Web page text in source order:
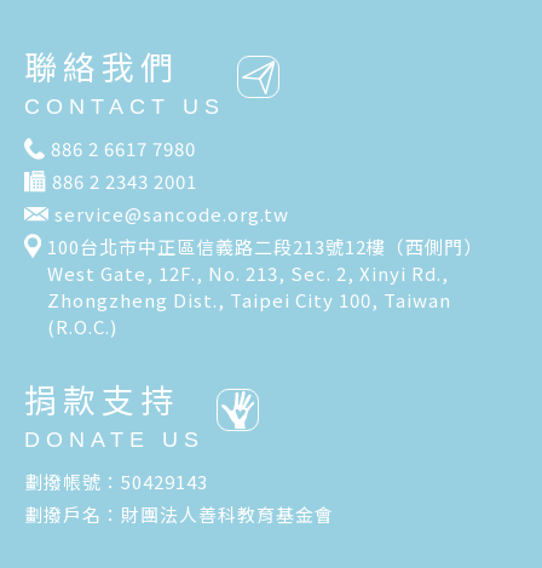
聯絡我們
CONTACT US
886 2 6617 7980
886 2 2343 2001
service@sancode.org.tw
100台北市中正區信義路二段213號12樓（西側門）
West Gate, 12F., No. 213, Sec. 2, Xinyi Rd.,
Zhongzheng Dist., Taipei City 100, Taiwan
(R.O.C.)
捐款支持
DONATE US
劃撥帳號：50429143
劃撥戶名：財團法人善科教育基金會